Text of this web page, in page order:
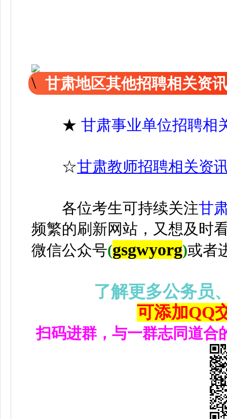
甘肃地区其他招聘相关资
★ 甘肃事业单位招聘相
☆甘肃教师招聘相关资
各位考生可持续关注甘
频繁的刷新网站，又想及时
微信公众号(gsgwyorg)或者
了解更多公务员
可添加QQ
扫码进群，与一群志同道合